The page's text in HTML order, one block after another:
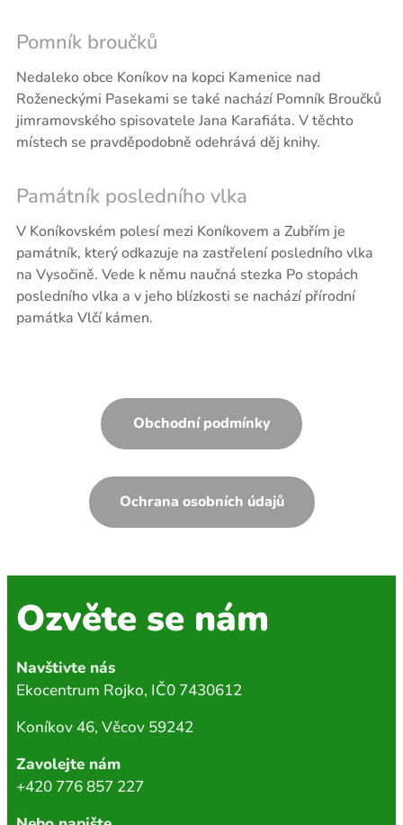
Pomník broučků
Nedaleko obce Koníkov na kopci Kamenice nad
Roženeckými Pasekami se také nachází Pomník Broučků
jimramovského spisovatele Jana Karafiáta. V těchto
místech se pravděpodobně odehrává děj knihy.
Památník posledního vlka
V Koníkovském polesí mezi Koníkovem a Zubřím je
památník, který odkazuje na zastřelení posledního vlka
na Vysočině. Vede k němu naučná stezka Po stopách
posledního vlka a v jeho blízkosti se nachází přírodní
památka Vlčí kámen.
Obchodní podmínky
Ochrana osobních údajů
Ozvěte se nám
Navštivte nás
Ekocentrum Rojko, IČ0 7430612
Koníkov 46, Věcov 59242
Zavolejte nám
+420 776 857 227